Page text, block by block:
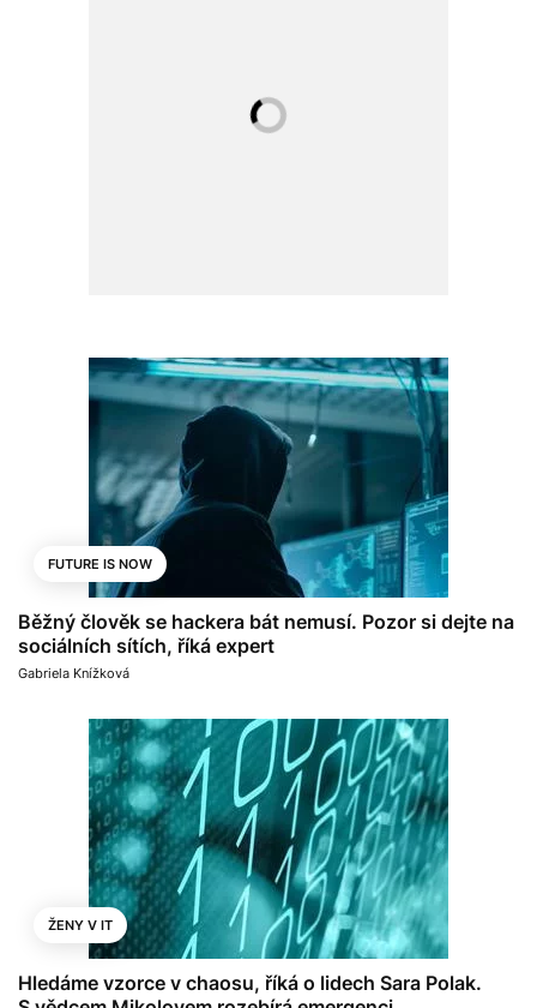
FUTURE IS NOW
Běžný člověk se hackera bát nemusí. Pozor si dejte na
sociálních sítích, říká expert
Gabriela Knížková
ŽENY V IT
Hledáme vzorce v chaosu, říká o lidech Sara Polak.